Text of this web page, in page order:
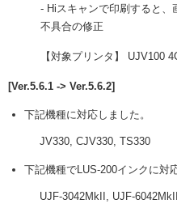
- Hiスキャンで印刷すると、
不具合の修正
【対象プリンタ】 UJV100
[Ver.5.6.1 -> Ver.5.6.2]
下記機種に対応しました。
JV330, CJV330, TS330
下記機種でLUS-200インクに対
UJF-3042MkII, UJF-6042MkII